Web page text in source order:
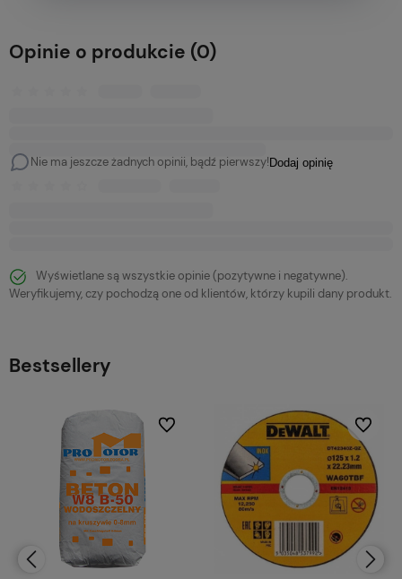
Opinie o produkcie (0)
Nie ma jeszcze żadnych opinii, bądź pierwszy! Dodaj opinię
Wyświetlane są wszystkie opinie (pozytywne i negatywne).
Weryfikujemy, czy pochodzą one od klientów, którzy kupili dany produkt.
Bestsellery
Do ulubionych Do